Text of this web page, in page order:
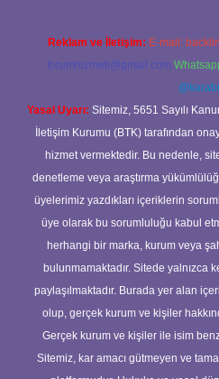
Reklam ve İletişim: E-mail:
forumhizmeti@gmail.com
Yasal Uyarı: Sitemiz, 5651 Sayılı
İletişim Kurumu (BTK) tarafından
hizmet vermektedir. Bu nedenle,
denetleme veya araştırma
üyelerimiz yazdıkları içeriklerin
üye olarak bu sorumluluğu kabul
herhangi bir marka, kurum veya
bulunmamaktadır. Sitede yalnızca
paylaşılmaktadır. Burada yer alan
olup, gerçek kurum ve kişiler
Gerçek kurum ve kişiler ile isim
Sitemiz, kar amacı gütmeyen ve